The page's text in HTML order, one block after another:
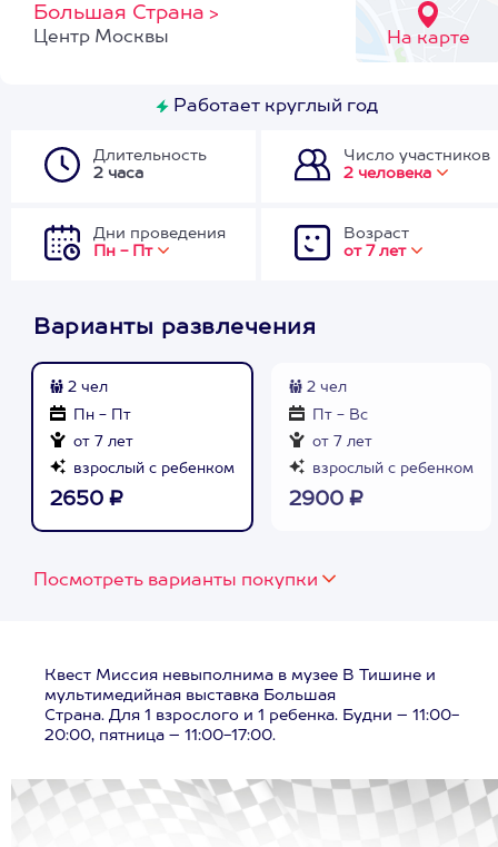
Большая Страна >
На карте
Центр Москвы
Работает круглый год
Длительность
2 часа
Число участников
2 человека
Дни проведения
Пн - Пт
Возраст
от 7 лет
Варианты развлечения
2 чел
Пн - Пт
от 7 лет
взрослый с ребенком
2650 ₽
2 чел
Пт - Вс
от 7 лет
взрослый с ребенком
2900 ₽
Посмотреть варианты покупки
Квест Миссия невыполнима в музее В Тишине и
мультимедийная выставка Большая
Страна. Для 1 взрослого и 1 ребенка. Будни – 11:00-
20:00, пятница – 11:00-17:00.